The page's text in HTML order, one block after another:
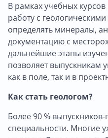
В рамках учебных
работу с
определять минералы,
документацию с
дальнейшие этапы
позволяет выпускникам
как в поле, так и в
Как стать геологом?
Более 90 %
специальности. Многие